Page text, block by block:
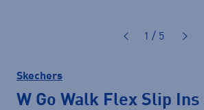
1 / 5
Skechers
W Go Walk Flex Slip Ins